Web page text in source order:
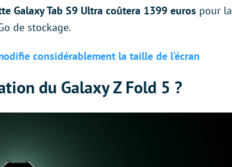
Galaxy Tab S9 Ultra coûtera 1399 euros pour la
de stockage.
considérablement la taille de l’écran
du Galaxy Z Fold 5 ?